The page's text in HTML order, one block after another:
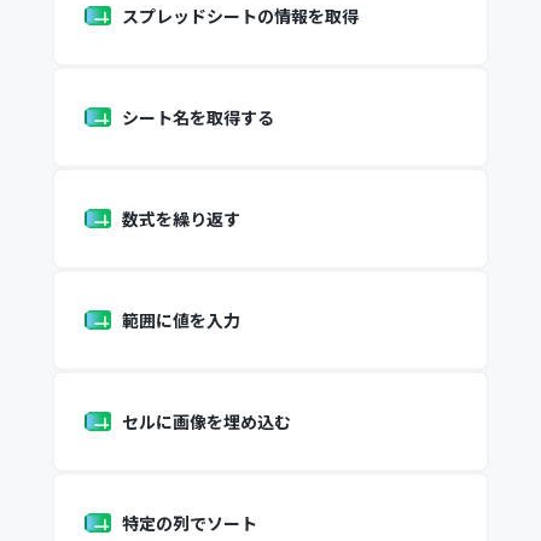
スプレッドシートの情報を取得
シート名を取得する
数式を繰り返す
範囲に値を入力
セルに画像を埋め込む
特定の列でソート